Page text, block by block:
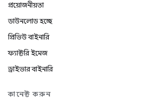
প্রয়োজনীয়তা
ডাউনলোড হচ্ছে
প্রিভিউ বাইনারি
ফ্যাক্টরি ইমেজ
ড্রাইভার বাইনারি
কানেক্ট করুন